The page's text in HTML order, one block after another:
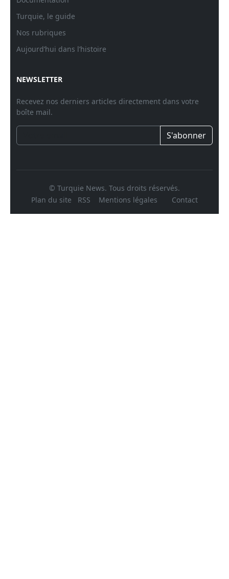
Turquie, le guide
Nos rubriques
Aujourd’hui dans l’histoire
NEWSLETTER
Recevez nos derniers articles directement dans votre
boîte mail.
S'abonner
© Turquie News. Tous droits réservés.
Plan du site
RSS Mentions légales Contact